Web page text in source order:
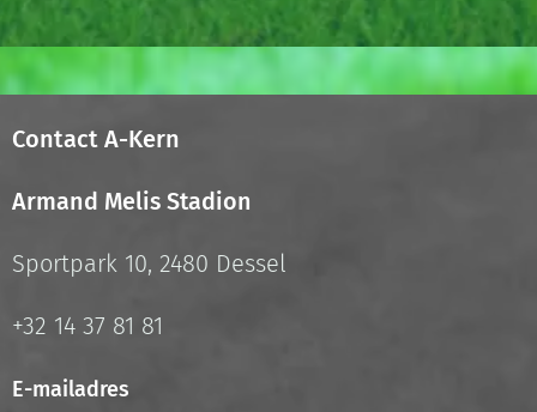
Contact A-Kern
Armand Melis Stadion
Sportpark 10, 2480 Dessel
+32 14 37 81 81
E-mailadres